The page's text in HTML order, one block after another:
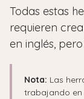
Todas estas
requieren
en inglés,
Nota: Las
trabajando en